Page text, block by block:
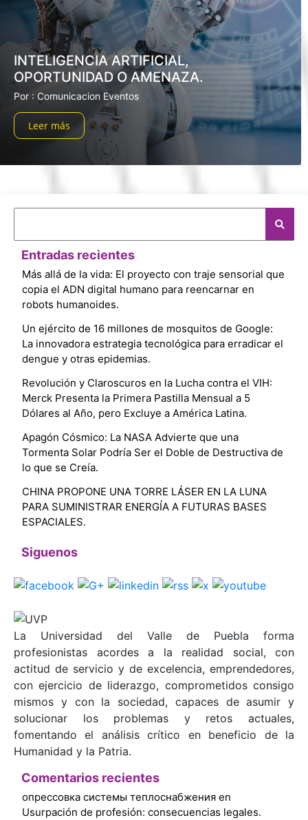
INTELIGENCIA ARTIFICIAL,
OPORTUNIDAD O AMENAZA.
Por : Comunicacion Eventos
Leer más
Entradas recientes
Más allá de la vida: El proyecto con traje sensorial que
copia el ADN digital humano para reencarnar en
robots humanoides.
Un ejército de 16 millones de mosquitos de Google:
La innovadora estrategia tecnológica para erradicar el
dengue y otras epidemias.
Revolución y Claroscuros en la Lucha contra el VIH:
Merck Presenta la Primera Pastilla Mensual a 5
Dólares al Año, pero Excluye a América Latina.
Apagón Cósmico: La NASA Advierte que una
Tormenta Solar Podría Ser el Doble de Destructiva de
lo que se Creía.
CHINA PROPONE UNA TORRE LÁSER EN LA LUNA
PARA SUMINISTRAR ENERGÍA A FUTURAS BASES
ESPACIALES.
Siguenos
La Universidad del Valle de Puebla forma
profesionistas acordes a la realidad social, con
actitud de servicio y de excelencia, emprendedores,
con ejercicio de liderazgo, comprometidos consigo
mismos y con la sociedad, capaces de asumir y
solucionar los problemas y retos actuales,
fomentando el análisis crítico en beneficio de la
Humanidad y la Patria.
Comentarios recientes
опрессовка системы теплоснабжения en
Usurpación de profesión: consecuencias legales.